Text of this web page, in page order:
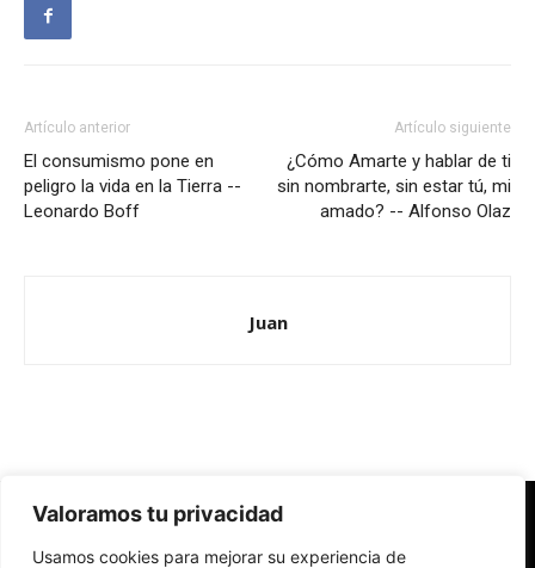
Valoramos tu privacidad
Usamos cookies para mejorar su experiencia de
Artículo anterior
El consumismo pone en
peligro la vida en la Tierra --
Leonardo Boff
Artículo siguiente
¿Cómo Amarte y hablar de ti
sin nombrarte, sin estar tú, mi
amado? -- Alfonso Olaz
Juan
Redes Cristianas
Una mirada alternativa sobre la Iglesia católica y la sociedad